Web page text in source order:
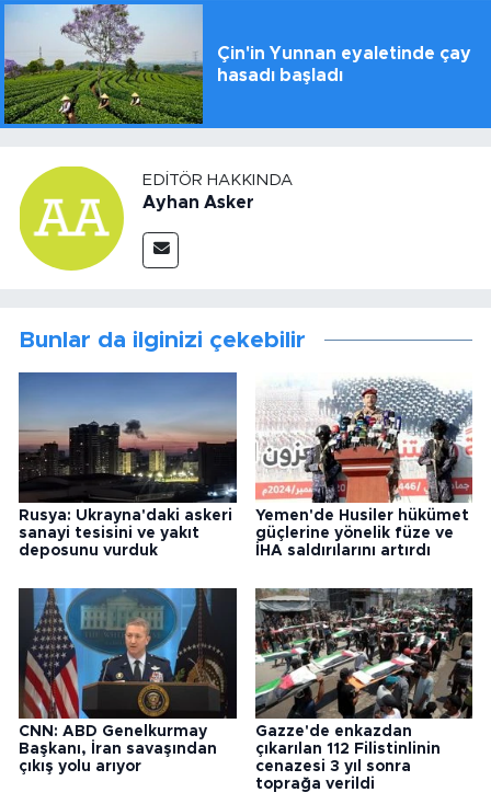
Çin'in Yunnan eyaletinde çay
hasadı başladı
EDITÖR HAKKINDA
Ayhan Asker
Bunlar da ilginizi çekebilir
Rusya: Ukrayna'daki askeri
sanayi tesisini ve yakıt
deposunu vurduk
Yemen'de Husiler hükümet
güçlerine yönelik füze ve
İHA saldırılarını artırdı
CNN: ABD Genelkurmay
Başkanı, İran savaşından
çıkış yolu arıyor
Gazze'de enkazdan
çıkarılan 112 Filistinlinin
cenazesi 3 yıl sonra
toprağa verildi